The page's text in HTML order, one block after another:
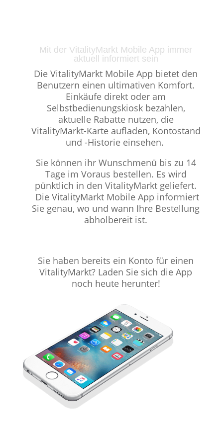
Mit der VitalityMarkt Mobile App immer
aktuell informiert sein
Die VitalityMarkt Mobile App bietet den
Benutzern einen ultimativen Komfort.
Einkäufe direkt oder am
Selbstbedienungskiosk bezahlen,
aktuelle Rabatte nutzen, die
VitalityMarkt-Karte aufladen, Kontostand
und -Historie einsehen.
Sie können ihr Wunschmenü bis zu 14
Tage im Voraus bestellen. Es wird
pünktlich in den VitalityMarkt geliefert.
Die VitalityMarkt Mobile App informiert
Sie genau, wo und wann Ihre Bestellung
abholbereit ist.
Sie haben bereits ein Konto für einen
VitalityMarkt? Laden Sie sich die App
noch heute herunter!